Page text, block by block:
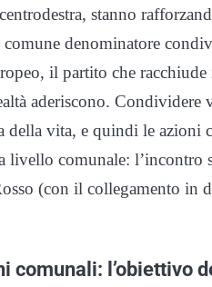
stanno
denominatore
il partito che
aderiscono.
della vita, e quindi le azioni
livello comunale:
(con il collegamento in
comunali: l’obiettivo